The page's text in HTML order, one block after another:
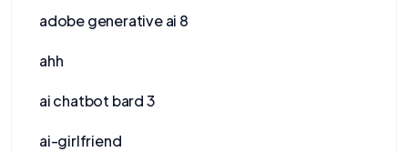
adobe generative ai 8
ahh
ai chatbot bard 3
ai-girlfriend